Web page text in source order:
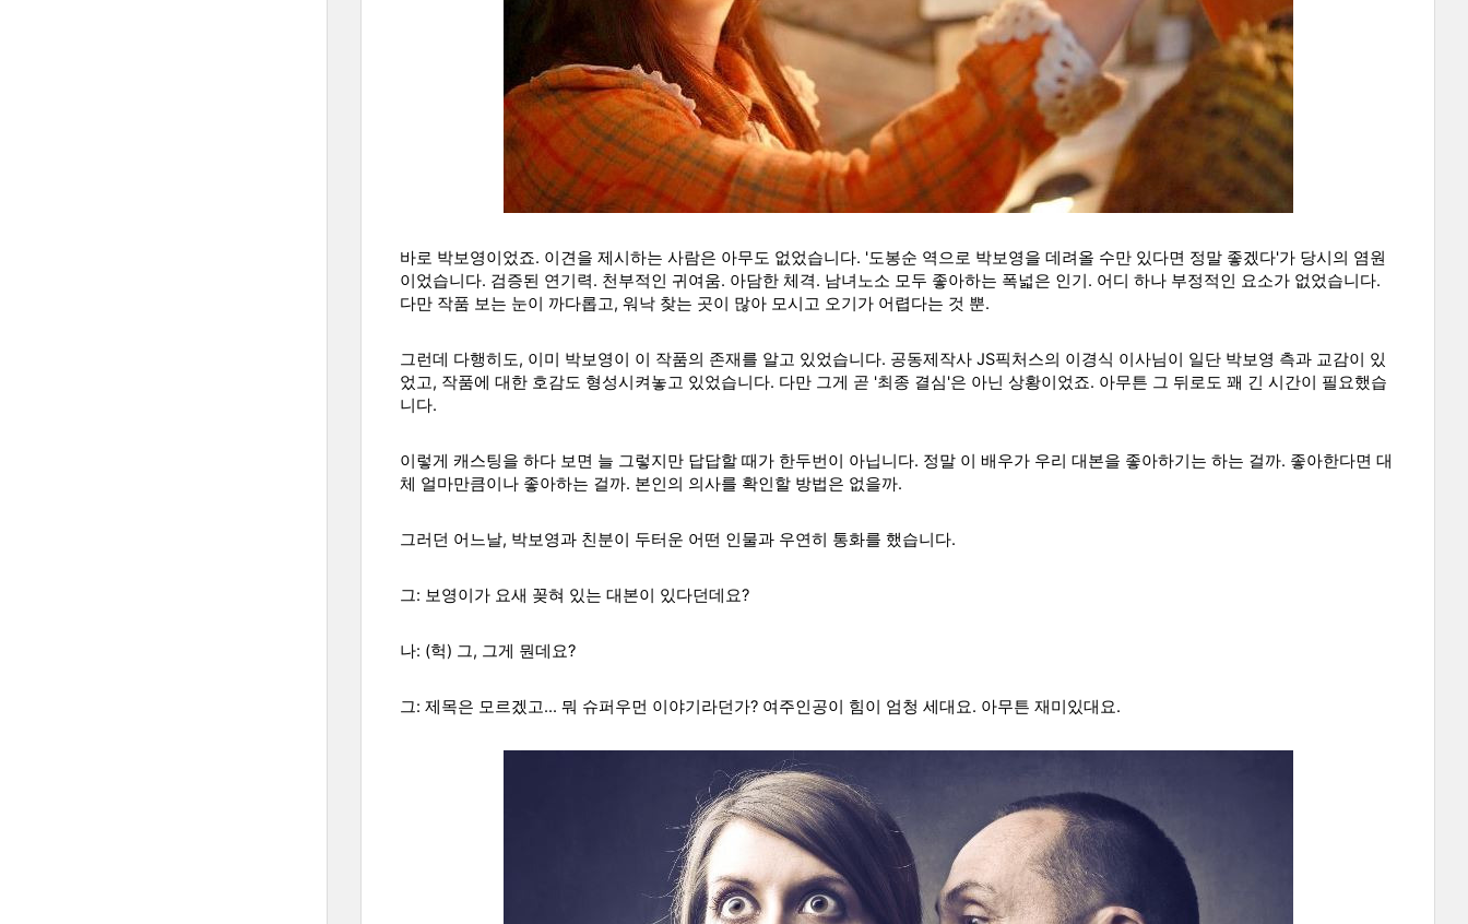
바로 박보영이었죠. 이견을 제시하는 사람은 아무도 없었습니다. '도봉순 역으로 박보영을 데려올 수만 있다면 정말 좋겠다'가 당시의 염원
이었습니다. 검증된 연기력. 천부적인 귀여움. 아담한 체격. 남녀노소 모두 좋아하는 폭넓은 인기. 어디 하나 부정적인 요소가 없었습니다.
다만 작품 보는 눈이 까다롭고, 워낙 찾는 곳이 많아 모시고 오기가 어렵다는 것 뿐.
그런데 다행히도, 이미 박보영이 이 작품의 존재를 알고 있었습니다. 공동제작사 JS픽처스의 이경식 이사님이 일단 박보영 측과 교감이 있
었고, 작품에 대한 호감도 형성시켜놓고 있었습니다. 다만 그게 곧 '최종 결심'은 아닌 상황이었죠. 아무튼 그 뒤로도 꽤 긴 시간이 필요했습
니다.
이렇게 캐스팅을 하다 보면 늘 그렇지만 답답할 때가 한두번이 아닙니다. 정말 이 배우가 우리 대본을 좋아하기는 하는 걸까. 좋아한다면 대
체 얼마만큼이나 좋아하는 걸까. 본인의 의사를 확인할 방법은 없을까.
그러던 어느날, 박보영과 친분이 두터운 어떤 인물과 우연히 통화를 했습니다.
그: 보영이가 요새 꽂혀 있는 대본이 있다던데요?
나: (헉) 그, 그게 뭔데요?
그: 제목은 모르겠고... 뭐 슈퍼우먼 이야기라던가? 여주인공이 힘이 엄청 세대요. 아무튼 재미있대요.